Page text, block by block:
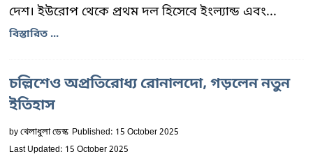
দেশ। ইউরোপ থেকে প্রথম দল হিসেবে ইংল্যান্ড এবং...
বিস্তারিত ...
চল্লিশেও অপ্রতিরোধ্য রোনালদো, গড়লেন নতুন
ইতিহাস
byখেলাধুলা ডেস্ক Published: 15 October 2025
Last Updated: 15 October 2025